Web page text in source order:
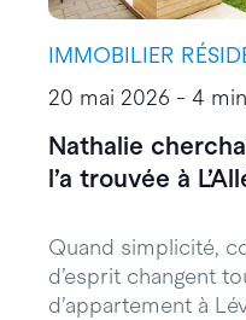
IMMOBILIER
20 mai 2026 - 4
Nathalie
l’a trouvée à
Quand simplicité,
d’esprit changent
d’appartement à